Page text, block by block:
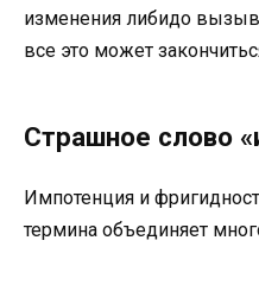
изменения либидо
все это может
Страшное слово
Импотенция и
термина объединяет